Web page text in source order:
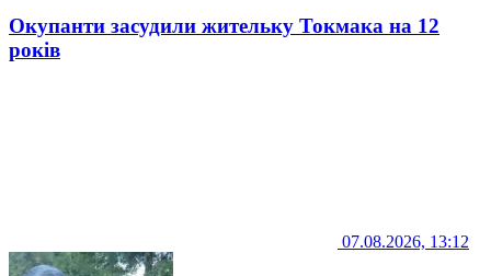
Окупанти засудили жительку Токмака на 12
років
07.08.2026, 13:12